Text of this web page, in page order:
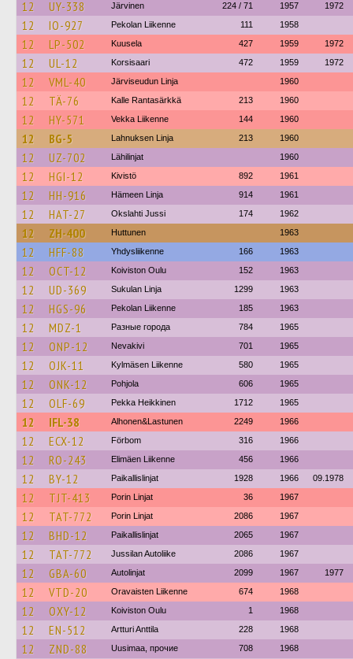
12 UY-338 Järvinen 224 / 71 1957 1972
12 IO-927 Pekolan Liikenne 111 1958
12 LP-502 Kuusela 427 1959 1972
12 UL-12 Korsisaari 472 1959 1972
12 VML-40 Järviseudun Linja 1960
12 TÄ-76 Kalle Rantasärkkä 213 1960
12 HY-571 Vekka Liikenne 144 1960
12 BG-5 Lahnuksen Linja 213 1960
12 UZ-702 Lähilinjat 1960
12 HGI-12 Kivistö 892 1961
12 HH-916 Hämeen Linja 914 1961
12 HAT-27 Okslahti Jussi 174 1962
12 ZH-400 Huttunen 1963
12 HFF-88 Yhdysliikenne 166 1963
12 OCT-12 Koiviston Oulu 152 1963
12 UD-369 Sukulan Linja 1299 1963
12 HGS-96 Pekolan Liikenne 185 1963
12 MDZ-1 Разные города 784 1965
12 ONP-12 Nevakivi 701 1965
12 OJK-11 Kylmäsen Liikenne 580 1965
12 ONK-12 Pohjola 606 1965
12 OLF-69 Pekka Heikkinen 1712 1965
12 IFL-38 Alhonen&Lastunen 2249 1966
12 ECX-12 Förbom 316 1966
12 RO-243 Elimäen Liikenne 456 1966
12 BY-12 Paikallislinjat 1928 1966 09.1978
12 TJT-413 Porin Linjat 36 1967
12 TAT-772 Porin Linjat 2086 1967
12 BHD-12 Paikallislinjat 2065 1967
12 TAT-772 Jussilan Autoliike 2086 1967
12 GBA-60 Autolinjat 2099 1967 1977
12 VTD-20 Oravaisten Liikenne 674 1968
12 OXY-12 Koiviston Oulu 1 1968
12 EN-512 Artturi Anttila 228 1968
12 ZND-88 Uusimaa, прочие 708 1968